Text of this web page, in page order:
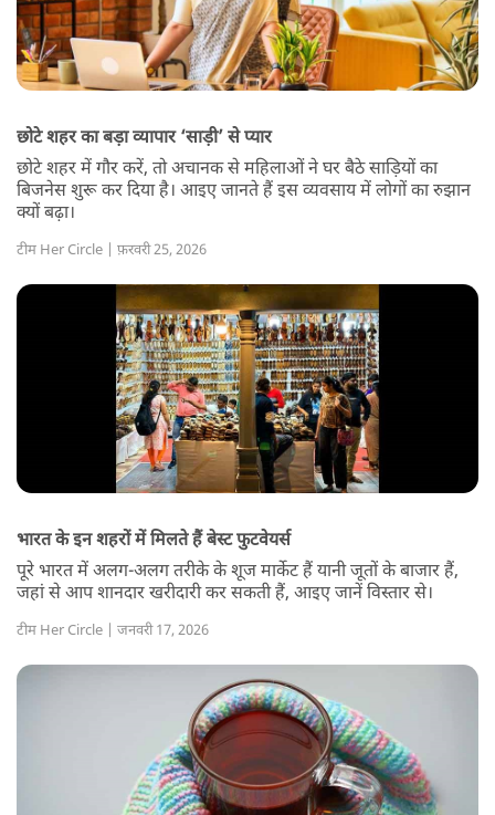
छोटे शहर का बड़ा व्यापार ‘साड़ी’ से प्यार
छोटे शहर में गौर करें, तो अचानक से महिलाओं ने घर बैठे साड़ियों का
बिजनेस शुरू कर दिया है। आइए जानते हैं इस व्यवसाय में लोगों का रुझान
क्यों बढ़ा।
टीम Her Circle | फ़रवरी 25, 2026
भारत के इन शहरों में मिलते हैं बेस्ट फुटवेयर्स
पूरे भारत में अलग-अलग तरीके के शूज मार्केट हैं यानी जूतों के बाजार हैं,
जहां से आप शानदार खरीदारी कर सकती हैं, आइए जानें विस्तार से।
टीम Her Circle | जनवरी 17, 2026